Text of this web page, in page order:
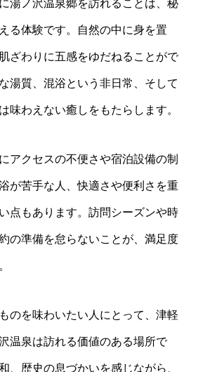
湯ノ沢温泉郷を訪れることは、秘
る体験です。自然の中に身を置
ざわりに五感をゆだねることがで
湯質、混浴という非日常、そして
味わえない癒しをもたらします。
アクセスの不便さや宿泊設備の制
が苦手な人、快適さや便利さを重
点もあります。訪問シーズンや時
の準備を怠らないことが、満足度
のを味わいたい人にとって、津軽
温泉は訪れる価値のある場所で
、歴史の息づかいを感じながら、